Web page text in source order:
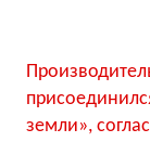
земли»,